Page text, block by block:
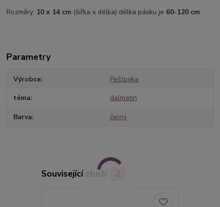
Rozměry: 10 x 14 cm (šířka x délka) délka pásku je 60-120 cm
Parametry
Výrobce Peštovka
téma dalmatin
Barva černý
Související zboží